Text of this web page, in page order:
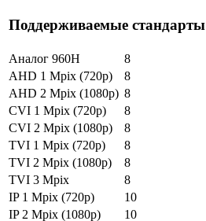
Поддерживаемые стандарты
Аналог 960H
8
AHD 1 Mpix (720p)
8
AHD 2 Mpix (1080p) 8
CVI 1 Mpix (720p)
8
CVI 2 Mpix (1080p)
8
TVI 1 Mpix (720p)
8
TVI 2 Mpix (1080p)
8
TVI 3 Mpix
8
IP 1 Mpix (720p)
10
IP 2 Mpix (1080p)
10